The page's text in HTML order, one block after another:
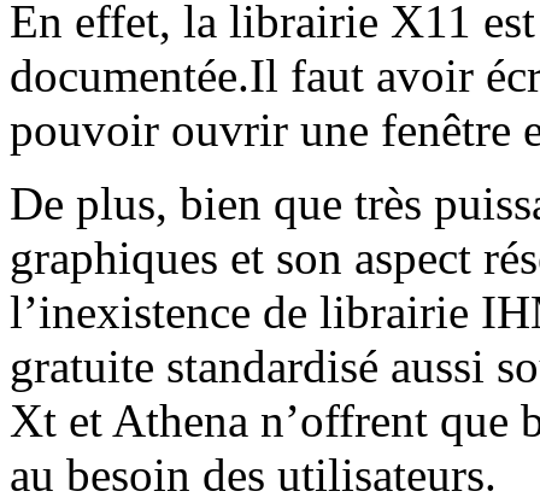
En effet, la librairie X11
documentée.Il faut avoir
pouvoir ouvrir une fenêtre
De plus, bien que très
graphiques et son aspect
l’inexistence de librairie
gratuite standardisé aussi
Xt et Athena n’offrent que
au besoin des utilisateurs.